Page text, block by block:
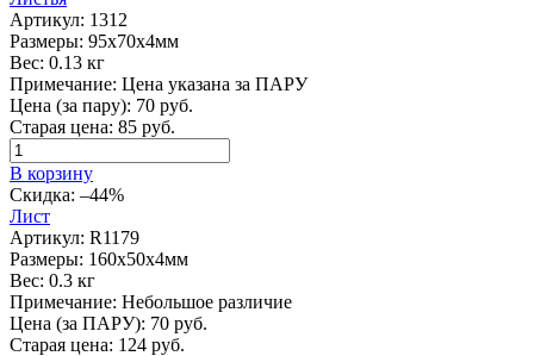
Артикул: 1312
Размеры: 95х70х4мм
Вес: 0.13 кг
Примечание: Цена указана за ПАРУ
Цена (за пару): 70 руб.
Старая цена: 85 руб.
В корзину
Скидка: –44%
Лист
Артикул: R1179
Размеры: 160х50х4мм
Вес: 0.3 кг
Примечание: Небольшое различие
Цена (за ПАРУ): 70 руб.
Старая цена: 124 руб.